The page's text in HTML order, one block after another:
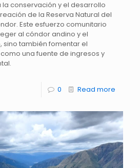
conservación y el desarrollo
de la Reserva Natural del
Este esfuerzo comunitario
al cóndor andino y el
también fomentar el
una fuente de ingresos y
0 Read more